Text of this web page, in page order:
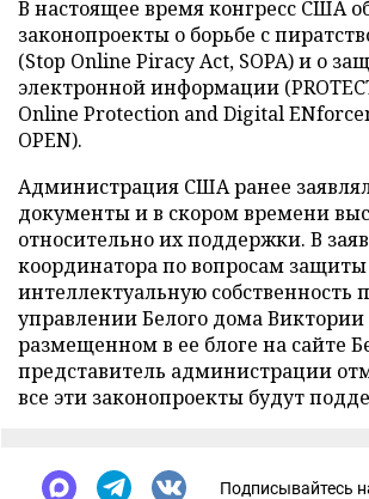
В настоящее время конгресс США
законопроекты о борьбе с
(Stop Online Piracy Act, SOPA) и о
электронной информации
Online Protection and Digital
OPEN).
Администрация США ранее
документы и в скором времени
относительно их поддержки. В
координатора по вопросам
интеллектуальную
управлении Белого дома
размещенном в ее блоге на сайте
представитель администрации
все эти законопроекты будут
Подписывайтесь